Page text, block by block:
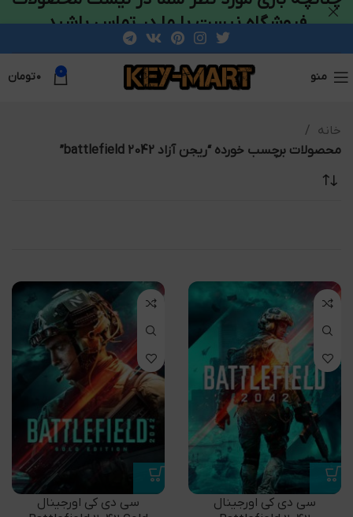
منو 0 ۰تومان
خانه
محصولات برچسب خورده “ریجن آزاد battlefield 2042”
سی دی کی اورجینال
سی دی کی اورجینال
فروشگاه نیست با ما در تماس باشید